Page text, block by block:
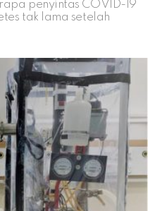
penyintas COVID-19
tak lama setelah